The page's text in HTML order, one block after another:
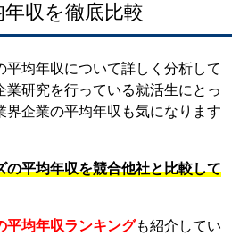
収を徹底比較
平均年収について詳しく分析して
業研究を行っている就活生にとっ
界企業の平均年収も気になります
の平均年収を競合他社と比較して
平均年収ランキングも紹介してい